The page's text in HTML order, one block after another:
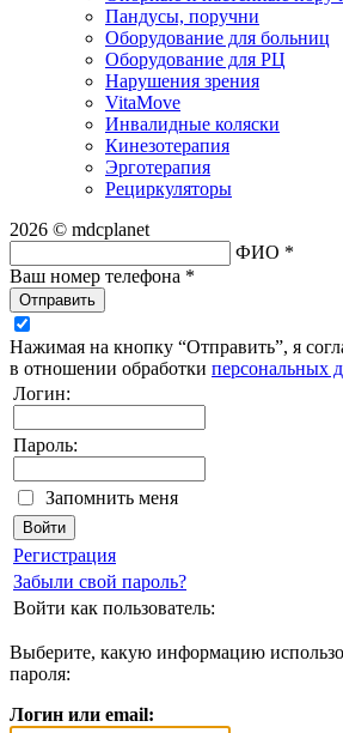
Пандусы, поручни
Оборудование для больниц
Оборудование для РЦ
Нарушения зрения
VitaMove
Инвалидные коляски
Кинезотерапия
Эрготерапия
Рециркуляторы
2026 © mdcplanet
ФИО *
Ваш номер телефона *
Отправить
Нажимая на кнопку “Отправить”, я
в отношении обработки персональных
Логин:
Пароль:
Запомнить меня
Регистрация
Забыли свой пароль?
Войти как пользователь:
Выберите, какую информацию
пароля:
Логин или email: